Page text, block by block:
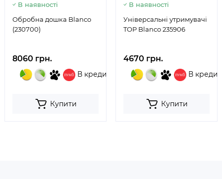
В наявності
Обробна дошка Blanco
(230700)
8060 грн.
В кредит
Купити
В наявності
Універсальні утримувачі
TOP Blanco 235906
4670 грн.
В кредит
Купити